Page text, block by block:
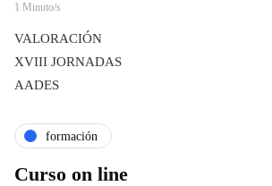
1 Minuto/s
VALORACIÓN
XVIII JORNADAS
AADES
formación
Curso on line